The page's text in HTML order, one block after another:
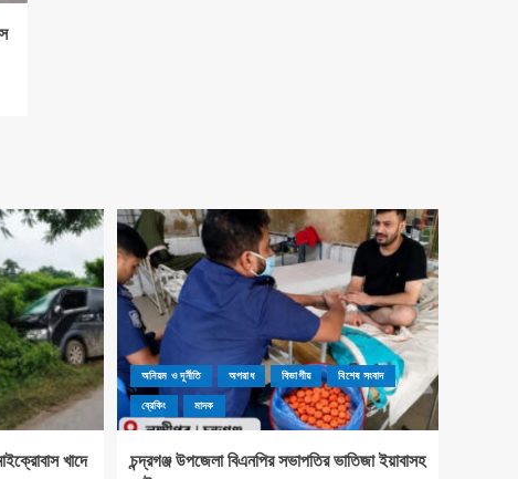
খাদে
অনিয়ম ও দূর্নীতি অপরাধ বিভাগীয় বিশেষ সংবাদ
ব্রেকিং মাদক
চন্দ্রগঞ্জ উপজেলা বিএনপির সভাপতির ভাতিজা ইয়াবাসহ